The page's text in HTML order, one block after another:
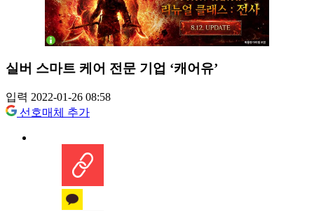
실버 스마트 케어 전문 기업 ‘캐어유’
입력 2022-01-26 08:58
선호매체 추가